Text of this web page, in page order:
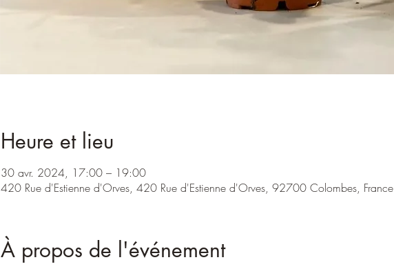
Heure et lieu
30 avr. 2024, 17:00 – 19:00
420 Rue d'Estienne d'Orves, 420 Rue d'Estienne d'Orves, 92700 Colombes, France
À propos de l'événement